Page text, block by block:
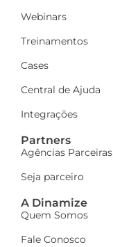
Webinars
Treinamentos
Cases
Central de Ajuda
Integrações
Partners
Agências Parceiras
Seja parceiro
A Dinamize
Quem Somos
Fale Conosco